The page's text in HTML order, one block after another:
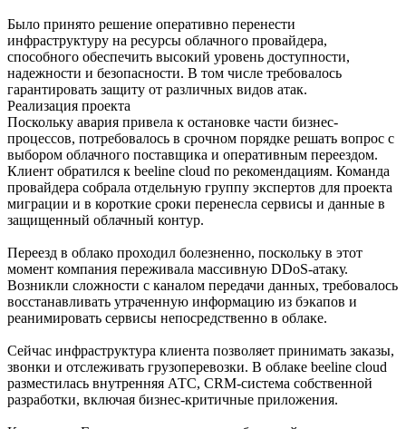
Было принято решение оперативно перенести
инфраструктуру на ресурсы облачного провайдера,
способного обеспечить высокий уровень доступности,
надежности и безопасности. В том числе требовалось
гарантировать защиту от различных видов атак.
Реализация проекта
Поскольку авария привела к остановке части бизнес-
процессов, потребовалось в срочном порядке решать вопрос с
выбором облачного поставщика и оперативным переездом.
Клиент обратился к beeline cloud по рекомендациям. Команда
провайдера собрала отдельную группу экспертов для проекта
миграции и в короткие сроки перенесла сервисы и данные в
защищенный облачный контур.
Переезд в облако проходил болезненно, поскольку в этот
момент компания переживала массивную DDoS-атаку.
Возникли сложности с каналом передачи данных, требовалось
восстанавливать утраченную информацию из бэкапов и
реанимировать сервисы непосредственно в облаке.
Сейчас инфраструктура клиента позволяет принимать заказы,
звонки и отслеживать грузоперевозки. В облаке beeline cloud
разместилась внутренняя АТС, CRM-система собственной
разработки, включая бизнес-критичные приложения.